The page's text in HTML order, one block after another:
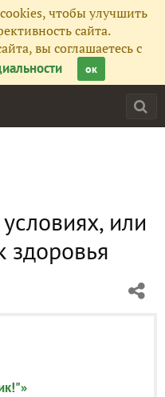
чтобы улучшить
сайта.
вы соглашаетесь с
ок
или
здоровья